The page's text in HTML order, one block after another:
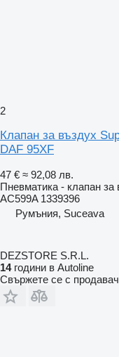
2
Клапан за въздух
DAF 95XF
47 € ≈ 92,08 лв.
Пневматика - клапан за
AC599A 1339396
Румъния, Suceava
DEZSTORE S.R.L.
14години в Autoline
Свържете се с